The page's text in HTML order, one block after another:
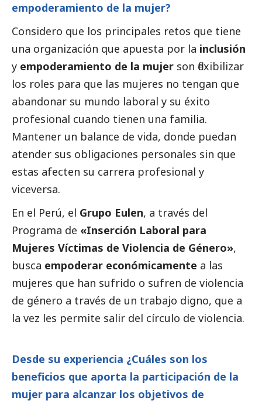
empoderamiento de la mujer?
Considero que los principales retos que tiene
una organización que apuesta por la inclusión
y empoderamiento de la mujer son flexibilizar
los roles para que las mujeres no tengan que
abandonar su mundo laboral y su éxito
profesional cuando tienen una familia.
Mantener un balance de vida, donde puedan
atender sus obligaciones personales sin que
estas afecten su carrera profesional y
viceversa.
En el Perú, el Grupo Eulen, a través del
Programa de «Inserción Laboral para
Mujeres Víctimas de Violencia de Género»,
busca empoderar económicamente a las
mujeres que han sufrido o sufren de violencia
de género a través de un trabajo digno, que a
la vez les permite salir del círculo de violencia.
Desde su experiencia ¿Cuáles son los
beneficios que aporta la participación de la
mujer para alcanzar los objetivos de